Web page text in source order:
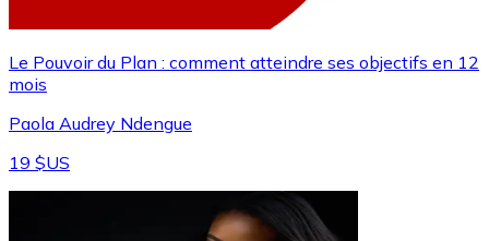
Le Pouvoir du Plan : comment atteindre ses objectifs en 12
mois
Paola Audrey Ndengue
19 $US